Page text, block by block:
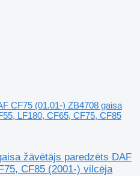
CF75 (01.01-) ZB4708 gaisa
LF180, CF65, CF75, CF85
žāvētājs paredzēts DAF
CF85 (2001-) vilcēja